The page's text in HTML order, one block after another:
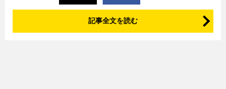
記事全文を読む